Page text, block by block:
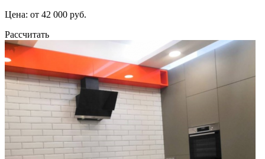
Цена: от 42 000 руб.
Рассчитать